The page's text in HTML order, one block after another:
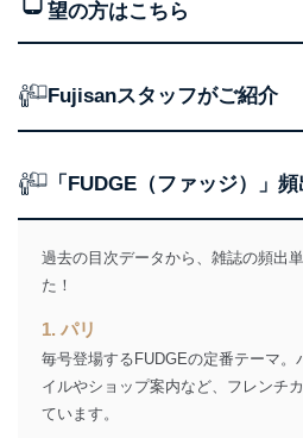
広告のため
2
いただいた方の個
人情報
処、オペ
質向上のた
当社カスタマーQ＆
Aサービス利用者
カスタマ
ｅメール
サイトの
ため
ス、キャ
4
個人情報
5
当社の従業者の個
人情報
人事、総
め
パートナー（提携
望の方はこちら
Fujisanスタッフがご紹介
「FUDGE（ファッジ）」
過去の目次データから、雑誌の頻出
た！
1. パリ
毎号登場するFUDGEの定番テーマ。
イルやショップ案内など、フレンチ
ています。